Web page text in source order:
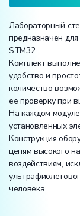
Лабораторный
предназначен
STM32.
Комплект
удобство и
количество
ее проверку при
На каждом
установленных
Конструкция
цепям высокого
воздействиям,
человека.